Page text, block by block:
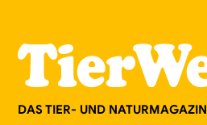
DAS TIER- UND NATURMAGAZIN